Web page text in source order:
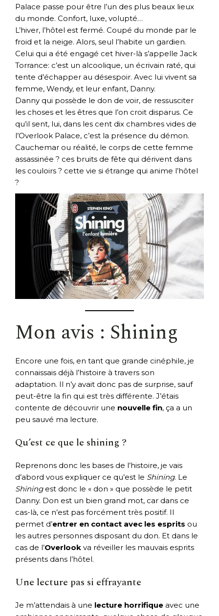
Palace passe pour être l’un des plus beaux lieux
du monde. Confort, luxe, volupté…
L’hiver, l’hôtel est fermé. Coupé du monde par le
froid et la neige. Alors, seul l’habite un gardien.
Celui qui a été engagé cet hiver-là s’appelle Jack
Torrance: c’est un alcoolique, un écrivain raté, qui
tente d’échapper au désespoir. Avec lui vivent sa
femme, Wendy, et leur enfant, Danny.
Danny qui possède le don de voir, de ressusciter
les choses et les êtres que l’on croit disparus. Ce
qu’il sent, lui, dans les cent dix chambres vides de
l’Overlook Palace, c’est la présence du démon.
Cauchemar ou réalité, le corps de cette femme
assassinée ? ces bruits de fête qui dérivent dans
les couloirs ? cette vie si étrange qui anime l’hôtel
?
Mon avis : Shining
Encore une fois, en tant que grande cinéphile, je
connaissais déjà l’histoire à travers son
adaptation. Il n’y avait donc pas de surprise, sauf
peut-être la fin qui est très différente. J’étais
contente de découvrir une nouvelle fin, ça a un
peu sauvé ma lecture.
Qu’est ce que le shining ?
Reprenons donc les bases de l’histoire, je vais
d’abord vous expliquer ce qu’est le Shining. Le
Shiningest donc le « don » que possède le petit
Danny. Don est un bien grand mot, car dans ce
cas-là, ce n’est pas forcément très positif. Il
permet d’entrer en contact avec les esprits ou
les autres personnes disposant du don. Et dans le
cas de l’Overlook va réveiller les mauvais esprits
présents dans l’hôtel.
Une lecture pas si effrayante
Je m’attendais à une lecture horrifique avec une